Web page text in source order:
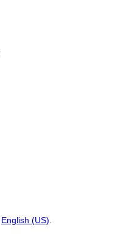
English (US).